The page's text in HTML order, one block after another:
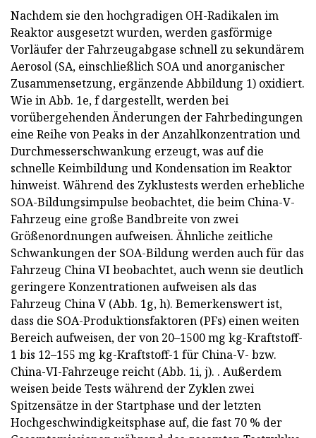
Nachdem sie den hochgradigen OH-Radikalen im
Reaktor ausgesetzt wurden, werden gasförmige
Vorläufer der Fahrzeugabgase schnell zu sekundärem
Aerosol (SA, einschließlich SOA und anorganischer
Zusammensetzung, ergänzende Abbildung 1) oxidiert.
Wie in Abb. 1e, f dargestellt, werden bei
vorübergehenden Änderungen der Fahrbedingungen
eine Reihe von Peaks in der Anzahlkonzentration und
Durchmesserschwankung erzeugt, was auf die
schnelle Keimbildung und Kondensation im Reaktor
hinweist. Während des Zyklustests werden erhebliche
SOA-Bildungsimpulse beobachtet, die beim China-V-
Fahrzeug eine große Bandbreite von zwei
Größenordnungen aufweisen. Ähnliche zeitliche
Schwankungen der SOA-Bildung werden auch für das
Fahrzeug China VI beobachtet, auch wenn sie deutlich
geringere Konzentrationen aufweisen als das
Fahrzeug China V (Abb. 1g, h). Bemerkenswert ist,
dass die SOA-Produktionsfaktoren (PFs) einen weiten
Bereich aufweisen, der von 20–1500 mg kg-Kraftstoff-
1 bis 12–155 mg kg-Kraftstoff-1 für China-V- bzw.
China-VI-Fahrzeuge reicht (Abb. 1i, j). . Außerdem
weisen beide Tests während der Zyklen zwei
Spitzensätze in der Startphase und der letzten
Hochgeschwindigkeitsphase auf, die fast 70 % der